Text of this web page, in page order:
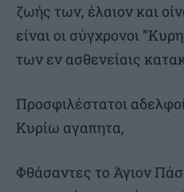
ζωής των, έλαιον και
είναι οι σύγχρονοι
των εν ασθενείαις
Προσφιλέστατοι
Κυρίω αγαπητα,
Φθάσαντες το Άγιον